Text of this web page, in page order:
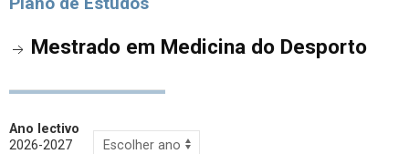
Mestrado em Medicina do Desporto
Ano lectivo
2026-2027